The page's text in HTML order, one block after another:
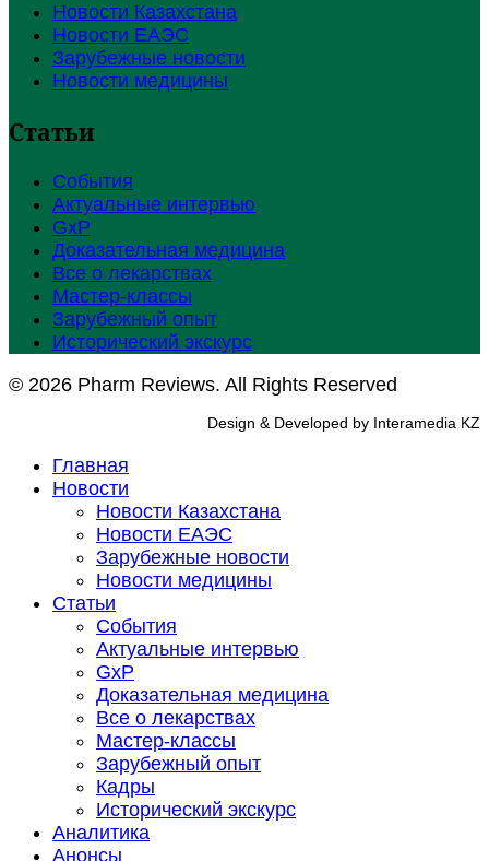
Новости Казахстана
Новости ЕАЭС
Зарубежные новости
Новости медицины
Статьи
События
Актуальные интервью
GxP
Доказательная медицина
Все о лекарствах
Мастер-классы
Зарубежный опыт
Исторический экскурс
© 2026 Pharm Reviews. All Rights Reserved
Design & Developed by Interamedia KZ
Главная
Новости
Новости Казахстана
Новости ЕАЭС
Зарубежные новости
Новости медицины
Статьи
События
Актуальные интервью
GxP
Доказательная медицина
Все о лекарствах
Мастер-классы
Зарубежный опыт
Кадры
Исторический экскурс
Аналитика
Анонсы